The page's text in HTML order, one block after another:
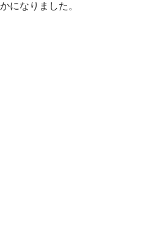
かになりました。